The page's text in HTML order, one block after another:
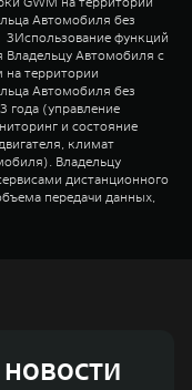
Автомобиля без
функций
Владельцу Автомобиля с
территории
Автомобиля без
года (управление
и состояние
климат
Владельцу
дистанционного
передачи данных,